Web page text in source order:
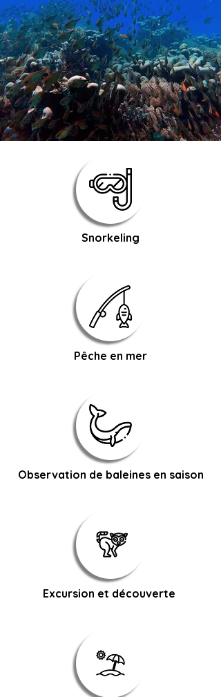
Snorkeling
Pêche en mer
Observation de baleines en saison
Excursion et découverte